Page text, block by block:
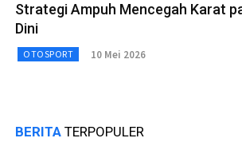
Strategi Ampuh Mencegah Karat
Dini
OTOSPORT 10 Mei 2026
BERITA TERPOPULER